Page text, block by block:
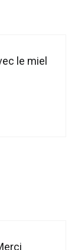
le miel